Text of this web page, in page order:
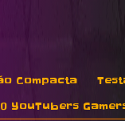
Compacta
YouTubers